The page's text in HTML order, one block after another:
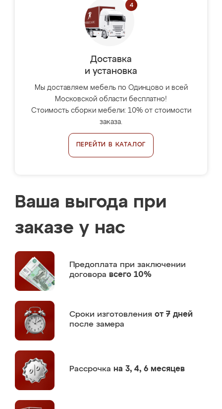
Доставка
и установка
Мы доставляем мебель по Одинцово и всей
Московской области бесплатно!
Стоимость сборки мебели: 10% от стоимости
заказа.
ПЕРЕЙТИ В КАТАЛОГ
Ваша выгода при
заказе у нас
Предоплата при заключении
договора всего 10%
Сроки изготовления от 7 дней
после замера
Рассрочка на 3, 4, 6 месяцев